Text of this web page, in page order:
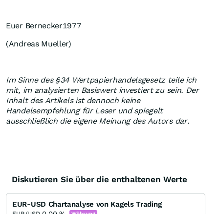
Euer Bernecker1977
(Andreas Mueller)
Im Sinne des §34 Wertpapierhandelsgesetz teile ich
mit, im analysierten Basiswert investiert zu sein. Der
Inhalt des Artikels ist dennoch keine
Handelsempfehlung für Leser und spiegelt
ausschließlich die eigene Meinung des Autors dar.
Diskutieren Sie über die enthaltenen Werte
EUR-USD Chartanalyse von Kagels Trading